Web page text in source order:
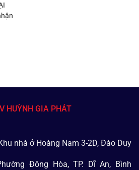
HUỲNH GIA PHÁT
nhà ở Hoàng Nam 3-2D, Đào Duy
Đông Hòa, TP. Dĩ An, Bình